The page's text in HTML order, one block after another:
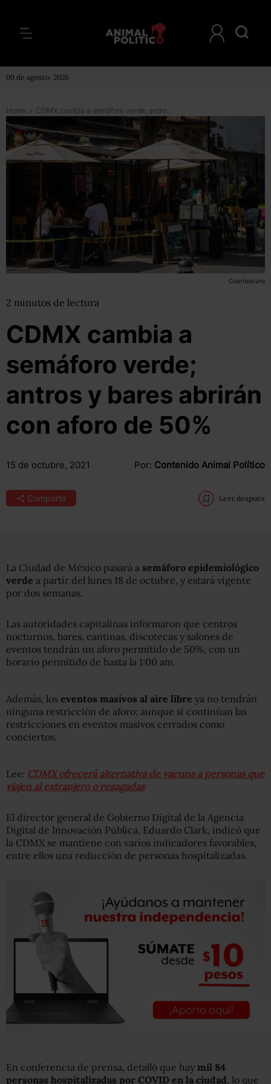
09 de agosto, 2026
Home > CDMX cambia a semáforo verde; antros y bares abrirán con aforo de 50%
Cuartoscuro
2 minutos de lectura
CDMX cambia a
semáforo verde;
antros y bares abrirán
con aforo de 50%
15 de octubre, 2021 Por: Contenido Animal Político
Compartir Leer después
La Ciudad de México pasará a semáforo epidemiológico
verde a partir del lunes 18 de octubre, y estará vigente
por dos semanas.
Las autoridades capitalinas informaron que centros
nocturnos, bares, cantinas, discotecas y salones de
eventos tendrán un aforo permitido de 50%, con un
horario permitido de hasta la 1:00 am.
Además, los eventos masivos al aire libre ya no tendrán
ninguna restricción de aforo; aunque sí continúan las
restricciones en eventos masivos cerrados como
conciertos.
Lee: CDMX ofrecerá alternativa de vacuna a personas que
viajen al extranjero o rezagadas
El director general de Gobierno Digital de la Agencia
Digital de Innovación Pública, Eduardo Clark, indicó que
la CDMX se mantiene con varios indicadores favorables,
entre ellos una reducción de personas hospitalizadas.
En conferencia de prensa, detalló que hay mil 84
personas hospitalizadas por COVID en la ciudad , lo que